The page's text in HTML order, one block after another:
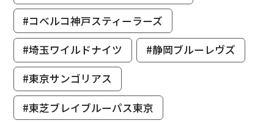
#コベルコ神戸スティーラーズ
#埼玉ワイルドナイツ
#静岡ブルーレヴズ
#東京サンゴリアス
#東芝ブレイブルーパス東京